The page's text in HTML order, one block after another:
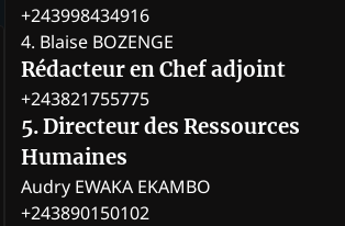
+243998434916
4. Blaise BOZENGE
Rédacteur en Chef adjoint
+243821755775
5. Directeur des Ressources
Humaines
Audry EWAKA EKAMBO
+243890150102